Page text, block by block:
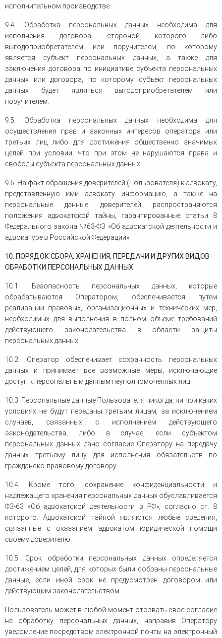
исполнительном производстве.
9.4. Обработка персональных данных необходима для
исполнения договора, стороной которого либо
выгодоприобретателем или поручителем, по которому
является субъект персональных данных, а также для
заключения договора по инициативе субъекта персональных
данных или договора, по которому субъект персональных
данных будет являться выгодоприобретателем или
поручителем.
9.5. Обработка персональных данных необходима для
осуществления прав и законных интересов оператора или
третьих лиц либо для достижения общественно значимых
целей при условии, что при этом не нарушаются права и
свободы субъекта персональных данных.
9.6. На факт обращения доверителей (Пользователя) к адвокату,
представленную ими адвокату информацию, а также на
персональные данные доверителей распространяются
положения адвокатской тайны, гарантированные статьи 8
Федерального закона №63-ФЗ «Об адвокатской деятельности и
адвокатуре в Российской Федерации».
10. ПОРЯДОК СБОРА, ХРАНЕНИЯ, ПЕРЕДАЧИ И ДРУГИХ ВИДОВ
ОБРАБОТКИ ПЕРСОНАЛЬНЫХ ДАННЫХ
10.1. Безопасность персональных данных, которые
обрабатываются Оператором, обеспечивается путем
реализации правовых, организационных и технических мер,
необходимых для выполнения в полном объеме требований
действующего законодательства в области защиты
персональных данных.
10.2. Оператор обеспечивает сохранность персональных
данных и принимает все возможные меры, исключающие
доступ к персональным данным неуполномоченных лиц.
10.3. Персональные данные Пользователя никогда, ни при каких
условиях не будут переданы третьим лицам, за исключением
случаев, связанных с исполнением действующего
законодательства, либо в случае, если субъектом
персональных данных дано согласие Оператору на передачу
данных третьему лицу для исполнения обязательств по
гражданско-правовому договору.
10.4. Кроме того, сохранение конфиденциальности и
надлежащего хранения персональных данных обуславливается
ФЗ-63 «Об адвокатской деятельности в РФ», согласно ст. 8
которого: Адвокатской тайной являются любые сведения,
связанные с оказанием адвокатом юридической помощи
своему доверителю.
10.5. Срок обработки персональных данных определяется
достижением целей, для которых были собраны персональные
данные, если иной срок не предусмотрен договором или
действующим законодательством.
Пользователь может в любой момент отозвать свое согласие
на обработку персональных данных, направив Оператору
уведомление посредством электронной почты на электронный